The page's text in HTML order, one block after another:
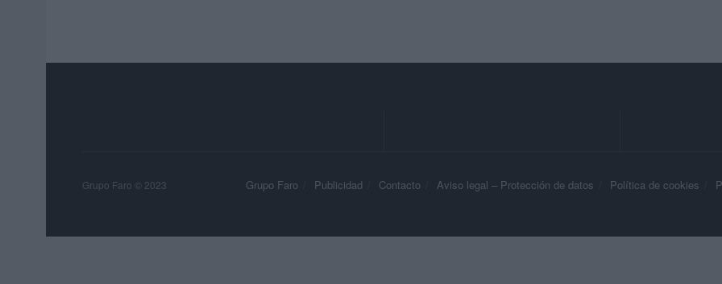
Grupo Faro Publicidad Contacto Aviso legal – Protección de datos Política de cookies
Grupo Faro © 2023